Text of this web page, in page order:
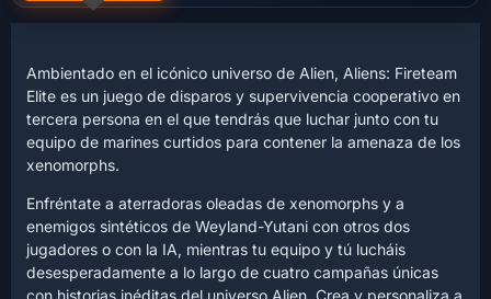
Ambientado en el icónico universo de Alien, Aliens: Fireteam
Elite es un juego de disparos y supervivencia cooperativo en
tercera persona en el que tendrás que luchar junto con tu
equipo de marines curtidos para contener la amenaza de los
xenomorphs.
Enfréntate a aterradoras oleadas de xenomorphs y a
enemigos sintéticos de Weyland-Yutani con otros dos
jugadores o con la IA, mientras tu equipo y tú lucháis
desesperadamente a lo largo de cuatro campañas únicas